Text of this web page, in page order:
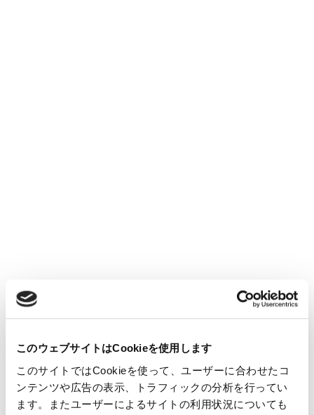
このウェブサイトはCookieを使用します
このサイトではCookieを使って、ユーザーに合わせたコ
ンテンツや広告の表示、トラフィックの分析を行ってい
ます。またユーザーによるサイトの利用状況についても
読む